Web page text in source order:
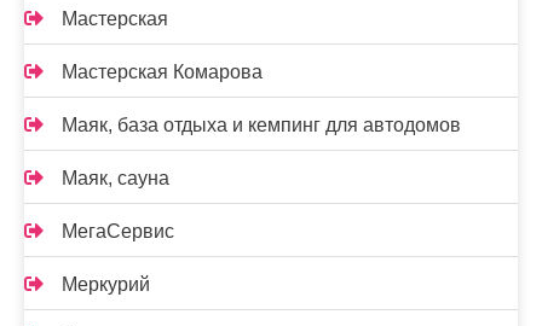
Мастерская
Мастерская Комарова
Маяк, база отдыха и кемпинг для автодомов
Маяк, сауна
МегаСервис
Меркурий